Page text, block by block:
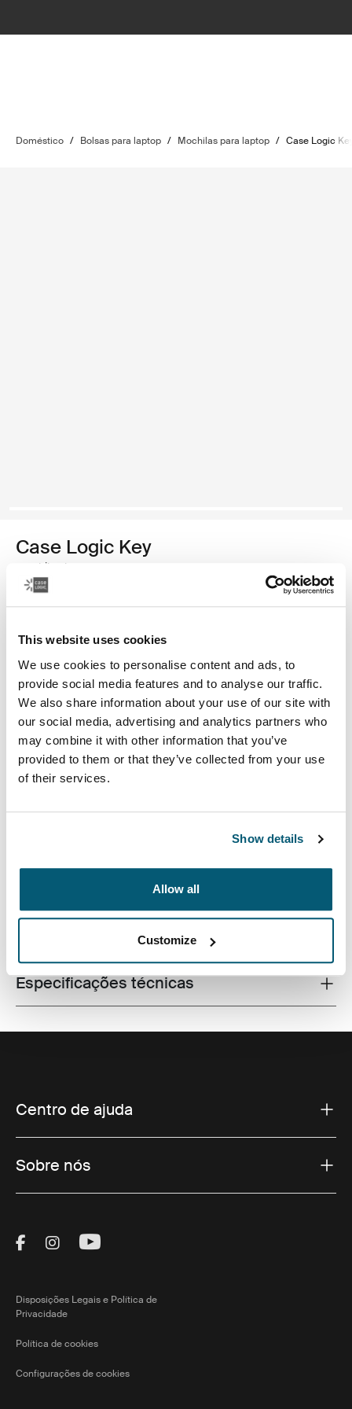
This website uses cookies
We use cookies to personalise content and ads, to
provide social media features and to analyse our traffic.
We also share information about your use of our site with
our social media, advertising and analytics partners who
may combine it with other information that you’ve
provided to them or that they’ve collected from your use
of their services.
Show details
Allow all
Customize
Doméstico / Bolsas para laptop / Mochilas para laptop / Case Logic
Case Logic Key
mochila plus
R$ 319,00
Case Logic Key Backpack Plus Preto (selected)
Toggle features
Todos os recursos
Toggle techspec
Especificações técnicas
Centro de ajuda
Sobre nós
Visit Thule on Facebook (external link)
Visit Thule on Instagram (external link)
Visit Thule on Youtube (external
Disposições Legais e Política de
Privacidade
Política de cookies
Configurações de cookies